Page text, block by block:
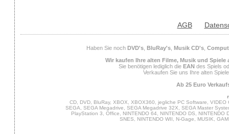
AGB
Haben Sie noch DVD's, BluRay's, Musik CD's,
Wir kaufen Ihre alten Filme, Musik und Spiele
Sie benötigen lediglich die EAN des Spiels
Verkaufen Sie uns Ihre alten
Ab 25 Euro
CD, DVD, BluRay, XBOX, XBOX360, jegliche PC Software,
SEGA, SEGA Megadrive, SEGA Megadrive 32X, SEGA Master
PlayStation 3, Office, NINTENDO 64, NINTENDO DS,
SNES, NINTENDO WII, N-Gage, MUSIK,